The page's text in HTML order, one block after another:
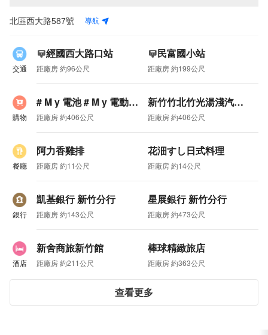
北區西大路587號 導航
交通
經國西大路口站
距廠房 約96公尺
民富國小站
距廠房 約199公尺
購物
# M y 電池 # M y 電動車富元 竹光電池
距廠房 約406公尺
新竹竹北竹光湯淺汽車機車電池
距廠房 約406公尺
餐廳
阿力香雞排
距廠房 約11公尺
花沺すし日式料理
距廠房 約14公尺
銀行
凱基銀行 新竹分行
距廠房 約143公尺
星展銀行 新竹分行
距廠房 約473公尺
酒店
新舍商旅新竹館
距廠房 約211公尺
棒球精緻旅店
距廠房 約363公尺
查看更多